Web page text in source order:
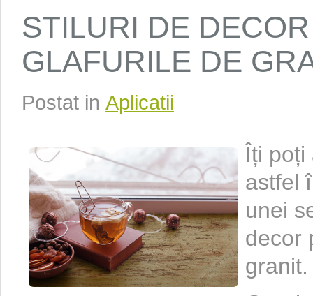
STILURI DE
GLAFURILE DE
Postat in Aplicatii
Îți poți
astfel
unei
decor
granit.